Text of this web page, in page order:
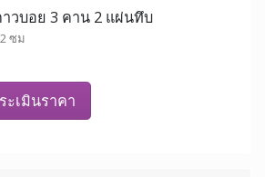
าวบอย 3 คาน 2 แผ่นทึบ
ซม
ะเมินราคา